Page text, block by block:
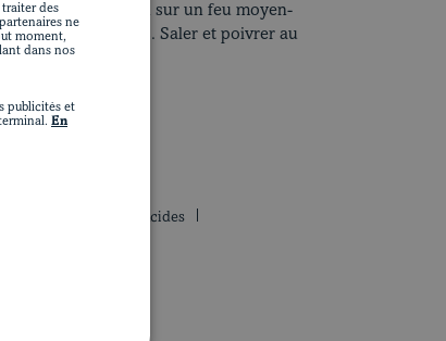
porter à ébullition sur un feu moyen-
3 à 4 minutes. Saler et poivrer au
28 g de glucides
des
ne
moment,
dans nos
publicités et
En